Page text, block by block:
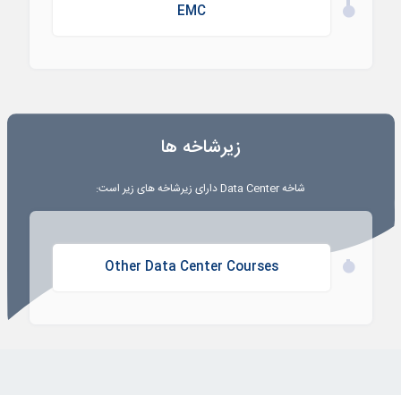
EMC
زیرشاخه ها
شاخهData Center دارای زیرشاخه های زیر است:
Other Data Center Courses